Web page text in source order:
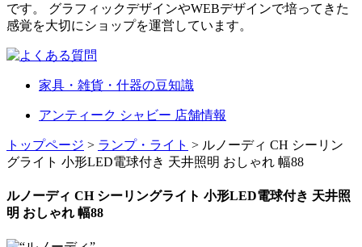
です。 グラフィックデザインやWEBデザインで培ってきた
感覚を大切にショップを運営しています。
家具・雑貨・什器の豆知識
アンティーク シャビー 店舗情報
トップページ > ランプ・ライト > ルノーディ CH シーリン
グライト 小形LED電球付き 天井照明 おしゃれ 幅88
ルノーディ CH シーリングライト 小形LED電球付き 天井照
明 おしゃれ 幅88